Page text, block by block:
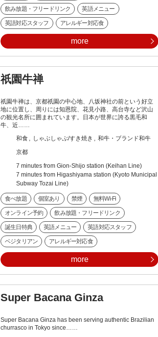
飲み放題・フリードリンク 英語メニュー
英語対応スタッフ アレルギー対応食
more
祇園牛禅
祇園牛禅は、京都祇園の中心地、八坂神社の前という好立
地に位置し、周りには知恩院、花見小路、高台寺など沢山
の観光名所に囲まれています。日本が世界に誇る黒毛和
牛、近……
和食
しゃぶしゃぶ/すき焼き
和牛・ブランド和牛
京都
7 minutes from Gion-Shijo station (Keihan Line)
7 minutes from Higashiyama station (Kyoto Municipal
Subway Tozai Line)
食べ放題 個室あり 禁煙 無料Wi-Fi
オンライン予約 飲み放題・フリードリンク
誕生日特典 英語メニュー 英語対応スタッフ
ベジタリアン アレルギー対応食
more
Super Bacana Ginza
Super Bacana Ginza has been serving authentic Brazilian
churrasco in Tokyo since……